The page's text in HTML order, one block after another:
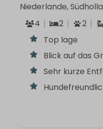
Niederlande,
4
2 2
Top lage
Blick auf das
Sehr kurze